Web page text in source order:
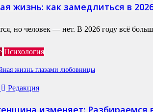
жизнь: как замедлиться в
но человек — нет. В 2026 году всё
Психология
Редакция
изменяет: Разбираемся